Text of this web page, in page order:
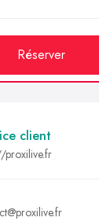
Réserver
client
proxilive.fr